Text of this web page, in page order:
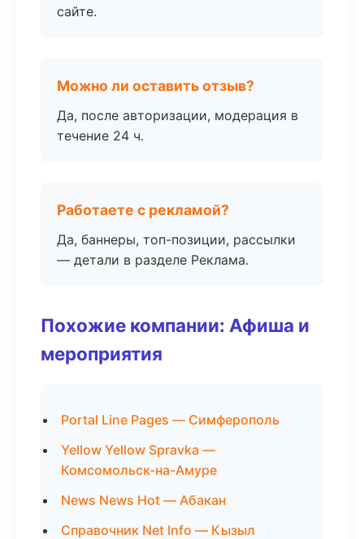
сайте.
Можно ли оставить отзыв?
Да, после авторизации, модерация в
течение 24 ч.
Работаете с рекламой?
Да, баннеры, топ-позиции, рассылки
— детали в разделе Реклама.
Похожие компании: Афиша и
мероприятия
Portal Line Pages — Симферополь
Yellow Yellow Spravka —
Комсомольск-на-Амуре
News News Hot — Абакан
Справочник Net Info — Кызыл